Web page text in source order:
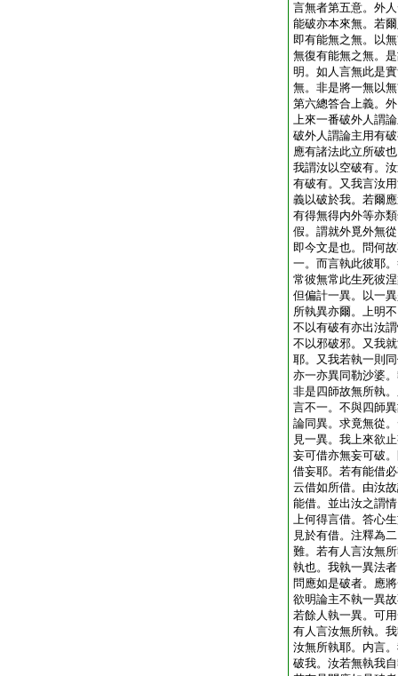
言無者第五意。外
能破亦本來無。若
即有能無之無。以
無復有能無之無。
明。如人言無此是
無。非是將一無以
第六總答合上義。
上來一番破外人謂
破外人謂論主用有
應有諸法此立所破
我謂汝以空破有。
有破有。又我言汝
義以破於我。若爾
有得無得内外等亦
假。謂就外覓外無
即今文是也。問何
一。而言執此彼耶
常彼無常此生死彼
但偏計一異。以一
所執異亦爾。上明
不以有破有亦出汝
不以邪破邪。又我
耶。又我若執一則
亦一亦異同勒沙婆
非是四師故無所執
言不一。不與四師
論同異。求竟無從
見一異。我上來欲
妄可借亦無妄可破
借妄耶。若有能借
云借如所借。由汝
能借。並出汝之謂
上何得言借。答心
見於有借。注釋為
難。若有人言汝無
執也。我執一異法
問應如是破者。應
欲明論主不執一異
若餘人執一異。可
有人言汝無所執。
汝無所執耶。内言
破我。汝若無執我